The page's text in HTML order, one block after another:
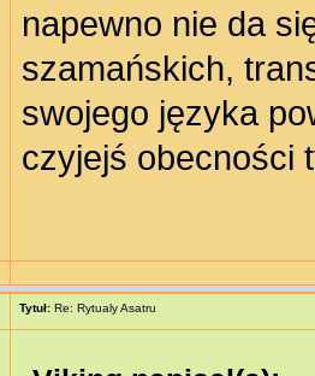
napewno nie da
szamańskich,
swojego języka
czyjejś obecności
Tytuł: Re: Rytualy Asatru